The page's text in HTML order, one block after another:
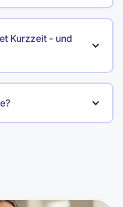
Kurzzeit - und